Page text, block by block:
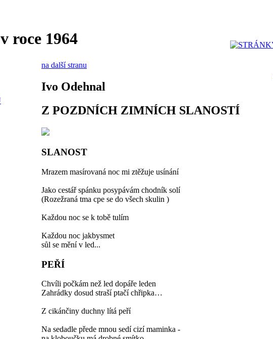
roce 1964
na další stranu
Ivo Odehnal
Z POZDNÍCH ZIMNÍCH SLANOSTÍ
SLANOST
Mrazem masírovaná noc mi ztěžuje usínání
Jako cestář spánku posypávám chodník solí
(Rozežraná tma cpe se do všech skulin )
Každou noc se k tobě tulím
Každou noc jakbysmet
sůl se mění v led...
PEŘÍ
Chvíli počkám než led dopáře leden
Zahrádky dosud straší ptačí chřipka…
Z cikánčiny duchny lítá peří
Na sedadle přede mnou sedí cizí maminka -